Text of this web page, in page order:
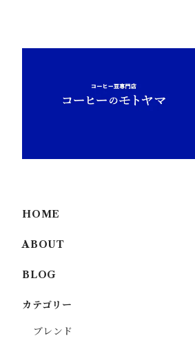
HOME
ABOUT
BLOG
カテゴリー
ブレンド